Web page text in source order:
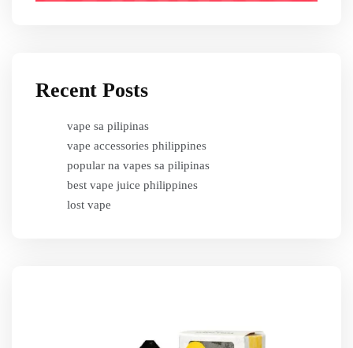
Recent Posts
vape sa pilipinas
vape accessories philippines
popular na vapes sa pilipinas
best vape juice philippines
lost vape